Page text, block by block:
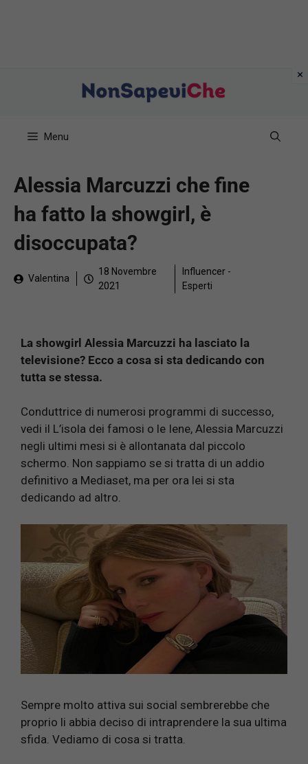
Menu
Alessia Marcuzzi che fine
ha fatto la showgirl, è
disoccupata?
Valentina
18 Novembre
2021
Influencer -
Esperti
La showgirl Alessia Marcuzzi ha lasciato la
televisione? Ecco a cosa si sta dedicando con
tutta se stessa.
Conduttrice di numerosi programmi di successo,
vedi il L’isola dei famosi o le Iene, Alessia Marcuzzi
negli ultimi mesi si è allontanata dal piccolo
schermo. Non sappiamo se si tratta di un addio
definitivo a Mediaset, ma per ora lei si sta
dedicando ad altro.
Sempre molto attiva sui social sembrerebbe che
proprio li abbia deciso di intraprendere la sua ultima
sfida. Vediamo di cosa si tratta.